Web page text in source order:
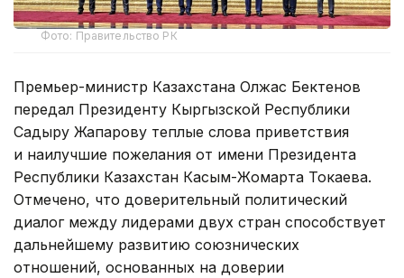
Фото: Правительство РК
Премьер-министр Казахстана Олжас Бектенов
передал Президенту Кыргызской Республики
Садыру Жапарову теплые слова приветствия
и наилучшие пожелания от имени Президента
Республики Казахстан Касым-Жомарта Токаева.
Отмечено, что доверительный политический
диалог между лидерами двух стран способствует
дальнейшему развитию союзнических
отношений, основанных на доверии